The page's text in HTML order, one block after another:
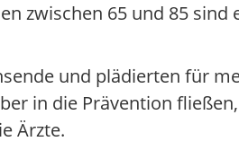
zwischen 65 und 85 sind
und plädierten für
in die Prävention
Ärzte.